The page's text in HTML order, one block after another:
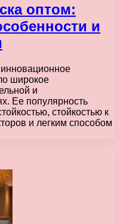
оптом:
и
широкое
и
Ее популярность
стойкостью к
и легким способом